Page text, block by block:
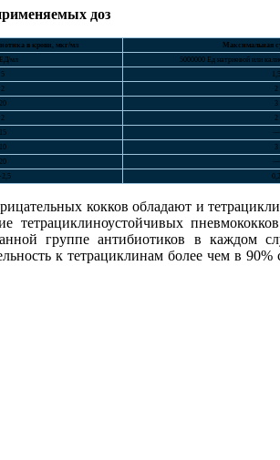
доз
в крови, мкг/мл Максимальная
мл 5000000 Ед натриевой или
5 1,5
2 2
20 3
2 2
15 —
10 3
20 —
1-2,5 0,2
кокков обладают и
тетрациклиноустойчивых
данной группе антибиотиков в
к тетрациклинам более чем в